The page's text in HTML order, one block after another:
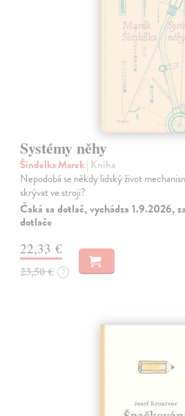
Systémy něhy
Šindelka Marek| Kniha
Nepodobá se někdy lidský život
skrývat ve stroji?
Čaká sa dotlač, vychádza 1.9.2026,
dotlače
22,33 €
23,50 € ?